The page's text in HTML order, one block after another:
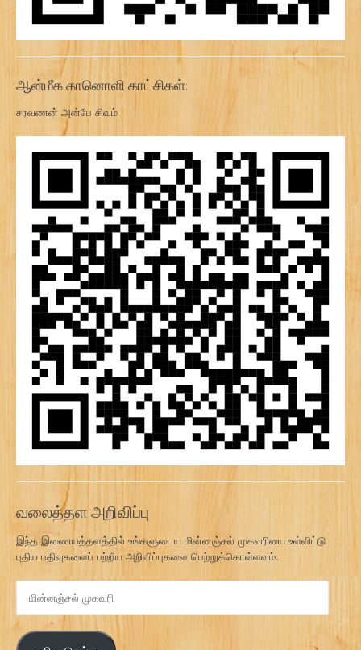
ஆன்மீக கானொளி காட்சிகள்:
சரவணன் அன்பே சிவம்
வலைத்தள அறிவிப்பு
இந்த இணையத்தளத்தில் உங்களுடைய மின்னஞ்சல் முகவரியை உள்ளிட்டு
புதிய பதிவுகளைப் பற்றிய அறிவிப்புகளை பெற்றுக்கொள்ளவும்.
ன
ஞ்